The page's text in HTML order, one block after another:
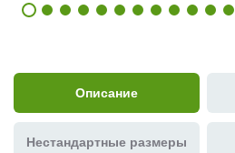
Описание
Нестандартные размеры